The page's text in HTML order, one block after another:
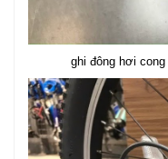
ghi đông hơi